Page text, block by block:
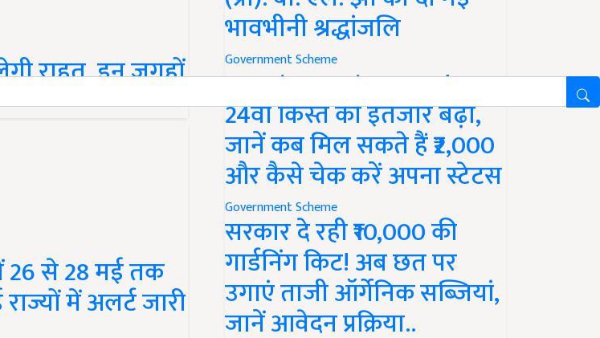
राहत, इन जगहों
26 से 28 मई तक
में अलर्ट जारी
भावभीनी श्रद्धांजलि
Government Scheme
PM Kisan Yojana Update:
24वीं किस्त का इंतजार बढ़ा,
जानें कब मिल सकते हैं ₹2,000
और कैसे चेक करें अपना स्टेटस
Government Scheme
सरकार दे रही ₹10,000 की
गार्डनिंग किट! अब छत पर
उगाएं ताजी ऑर्गेनिक सब्जियां,
जानें आवेदन प्रक्रिया..